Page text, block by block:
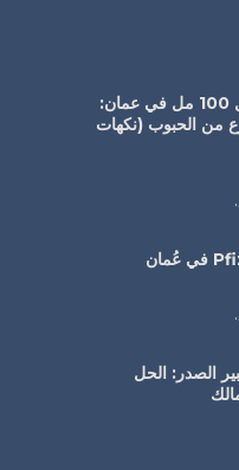
سيالس أورال جيل 100 مل في عمان:
من الحبوب (نكهات
الصدر: الحل